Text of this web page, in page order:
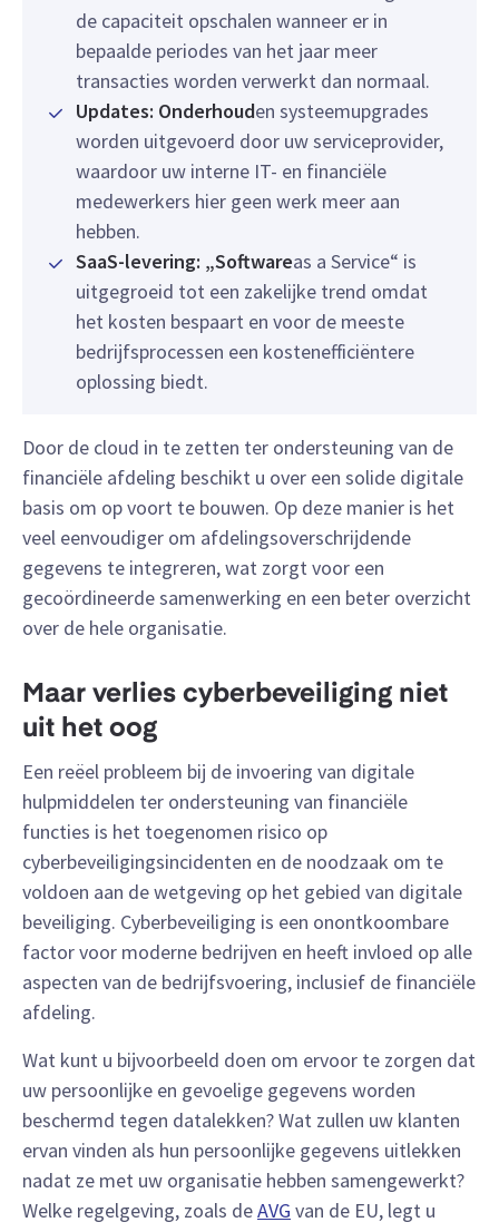
de capaciteit opschalen wanneer er in
bepaalde periodes van het jaar meer
transacties worden verwerkt dan normaal.
Updates: Onderhouden systeemupgrades
worden uitgevoerd door uw serviceprovider,
waardoor uw interne IT- en financiële
medewerkers hier geen werk meer aan
hebben.
SaaS-levering: „Softwareas a Service“ is
uitgegroeid tot een zakelijke trend omdat
het kosten bespaart en voor de meeste
bedrijfsprocessen een kostenefficiëntere
oplossing biedt.
Door de cloud in te zetten ter ondersteuning van de
financiële afdeling beschikt u over een solide digitale
basis om op voort te bouwen. Op deze manier is het
veel eenvoudiger om afdelingsoverschrijdende
gegevens te integreren, wat zorgt voor een
gecoördineerde samenwerking en een beter overzicht
over de hele organisatie.
Maar verlies cyberbeveiliging niet
uit het oog
Een reëel probleem bij de invoering van digitale
hulpmiddelen ter ondersteuning van financiële
functies is het toegenomen risico op
cyberbeveiligingsincidenten en de noodzaak om te
voldoen aan de wetgeving op het gebied van digitale
beveiliging. Cyberbeveiliging is een onontkoombare
factor voor moderne bedrijven en heeft invloed op alle
aspecten van de bedrijfsvoering, inclusief de financiële
afdeling.
Wat kunt u bijvoorbeeld doen om ervoor te zorgen dat
uw persoonlijke en gevoelige gegevens worden
beschermd tegen datalekken? Wat zullen uw klanten
ervan vinden als hun persoonlijke gegevens uitlekken
nadat ze met uw organisatie hebben samengewerkt?
Welke regelgeving, zoals deAVG van de EU, legt u